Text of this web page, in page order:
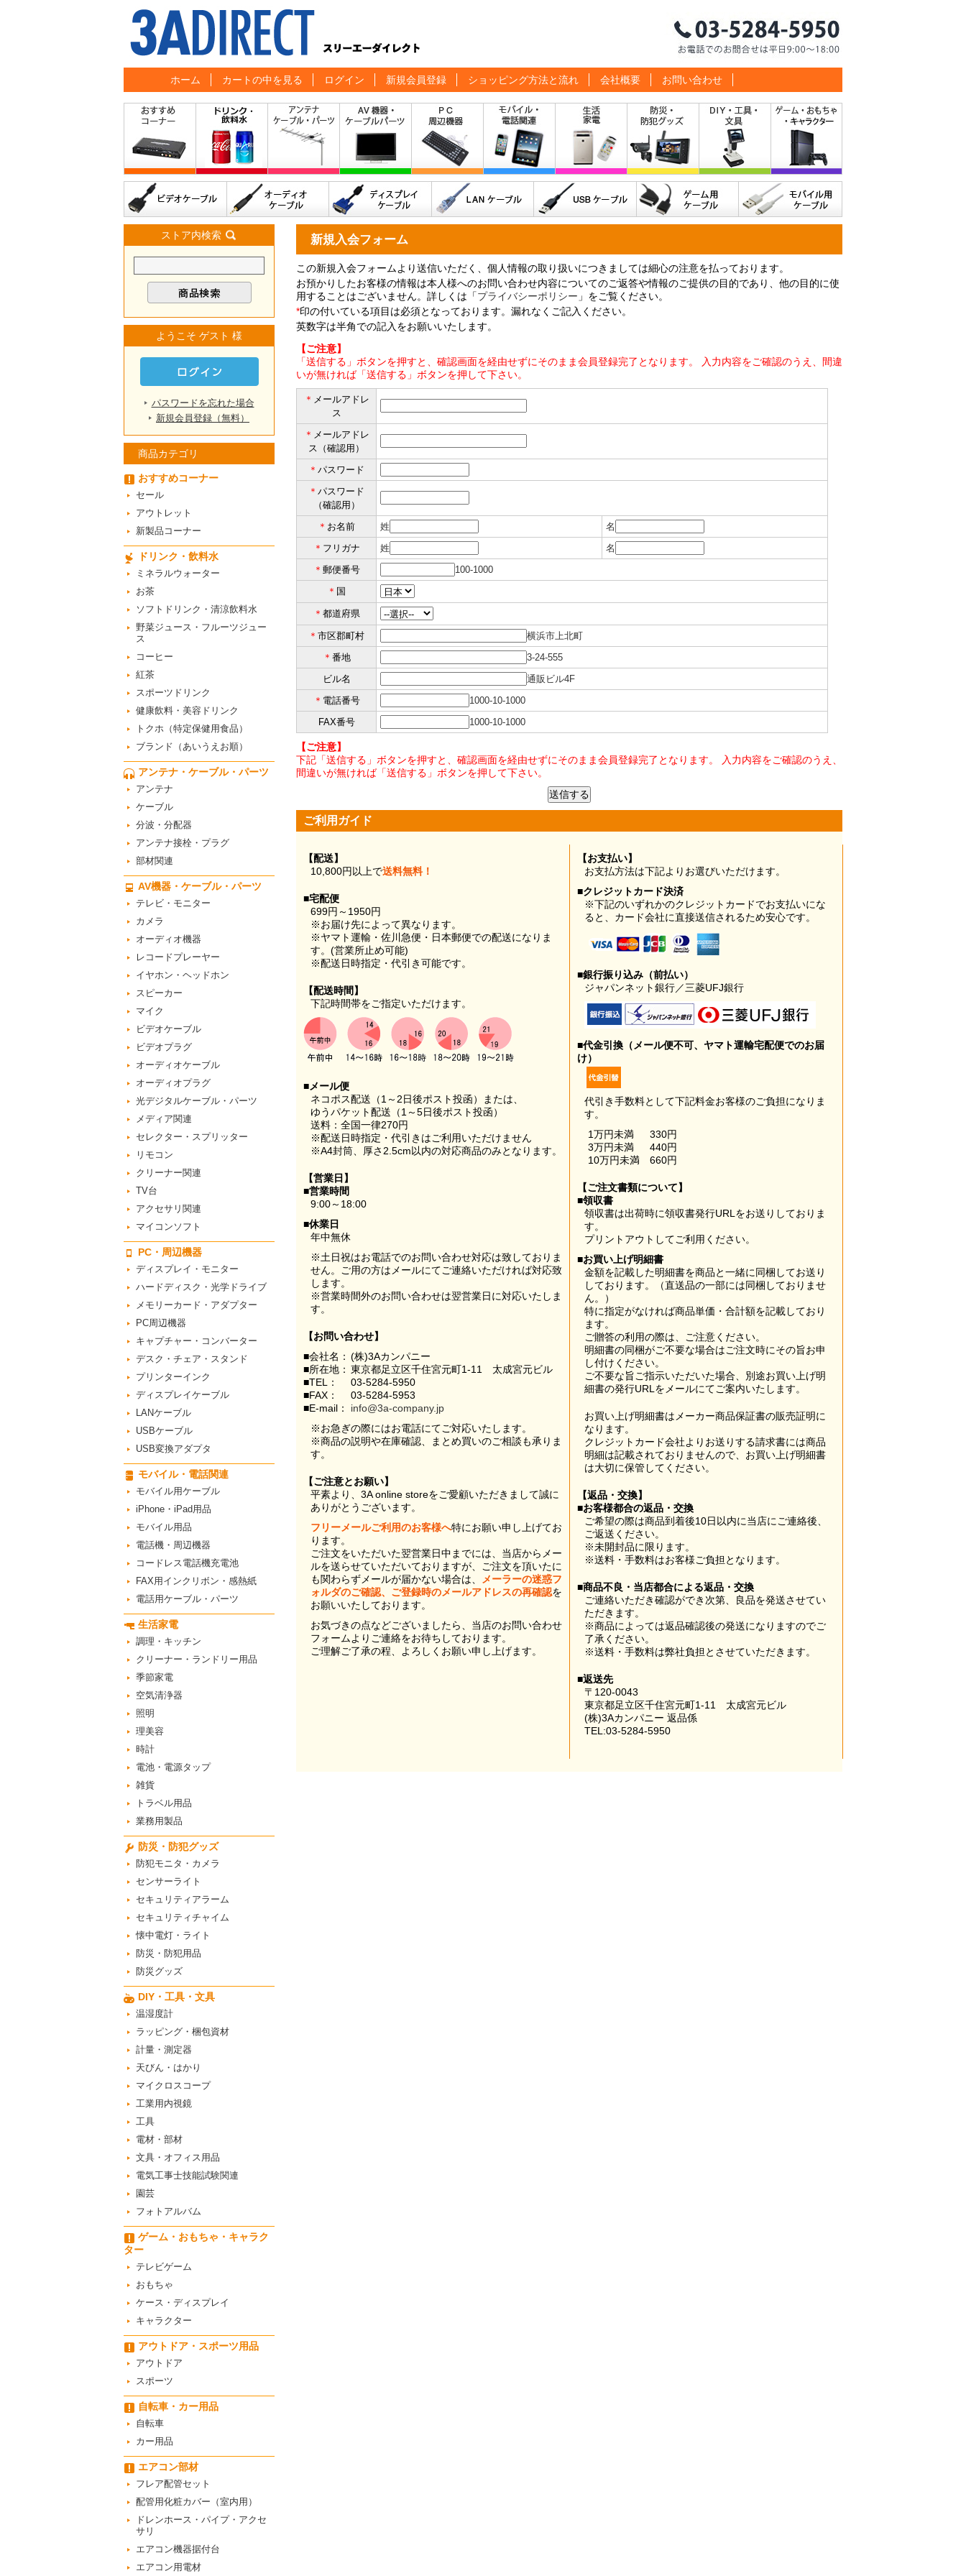
ホーム カートの中を見る ログイン 新規会員登録 ショッピング方法と流れ 会社概要 お問い合わせ
新規入会フォーム
この新規入会フォームより送信いただく、個人情報の取り扱いにつきましては細心の注意を払っております。
お預かりしたお客様の情報は本人様へのお問い合わせ内容についてのご返答や情報のご提供の目的であり、他の目的に使
用することはございません。詳しくは「プライバシーポリシー 」をご覧ください。
*印の付いている項目は必須となっております。漏れなくご記入ください。
英数字は半角での記入をお願いいたします。
【ご注意】
「送信する」ボタンを押すと、確認画面を経由せずにそのまま会員登録完了となります。 入力内容をご確認のうえ、間違
いが無ければ「送信する」ボタンを押して下さい。
＊ メールアドレ
ス
＊ メールアドレ
ス（確認用）
＊ パスワード
＊ パスワード
（確認用）
＊ お名前 姓
名
＊ フリガナ 姓
名
＊ 郵便番号
100-1000
＊ 国
＊ 都道府県
＊ 市区郡町村
横浜市上北町
＊ 番地
3-24-555
ビル名
通販ビル4F
＊ 電話番号
1000-10-1000
FAX番号
1000-10-1000
【ご注意】
下記「送信する」ボタンを押すと、確認画面を経由せずにそのまま会員登録完了となります。 入力内容をご確認のうえ、
間違いが無ければ「送信する」ボタンを押して下さい。
ご利用ガイド
【配送】
10,800円以上で送料無料！
■宅配便
699円～1950円
※お届け先によって異なります。
※ヤマト運輸・佐川急便・日本郵便での配送になりま
す。(営業所止め可能)
※配送日時指定・代引き可能です。
【配送時間】
下記時間帯をご指定いただけます。
■メール便
ネコポス配送（1～2日後ポスト投函）または、
ゆうパケット配送（1～5日後ポスト投函）
送料：全国一律270円
※配送日時指定・代引きはご利用いただけません
※A4封筒、厚さ2.5cm以内の対応商品のみとなります。
【営業日】
■営業時間
9:00～18:00
■休業日
年中無休
※土日祝はお電話でのお問い合わせ対応は致しておりま
せん。ご用の方はメールにてご連絡いただければ対応致
します。
※営業時間外のお問い合わせは翌営業日に対応いたしま
す。
【お問い合わせ】
■会社名： (株)3Aカンパニー
■所在地： 東京都足立区千住宮元町1-11 太成宮元ビル
■TEL：
03-5284-5950
■FAX：
03-5284-5953
■E-mail：
info@3a-company.jp
※お急ぎの際にはお電話にてご対応いたします。
※商品の説明や在庫確認、まとめ買いのご相談も承りま
す。
【ご注意とお願い】
平素より、3A online storeをご愛顧いただきまして誠に
ありがとうございます。
フリーメールご利用のお客様へ特にお願い申し上げてお
ります。
ご注文をいただいた翌営業日中までには、当店からメー
ルを送らせていただいておりますが、ご注文を頂いたに
も関わらずメールが届かない場合は、
メーラーの迷惑フ
ォルダのご確認、ご登録時のメールアドレスの再確認を
お願いいたしております。
お気づきの点などございましたら、当店のお問い合わせ
フォームよりご連絡をお待ちしております。
ご理解ご了承の程、よろしくお願い申し上げます。
【お支払い】
お支払方法は下記よりお選びいただけます。
■クレジットカード決済
※下記のいずれかのクレジットカードでお支払いにな
ると、カード会社に直接送信されるため安心です。
■銀行振り込み（前払い）
ジャパンネット銀行／三菱UFJ銀行
■代金引換（メール便不可、ヤマト運輸宅配便でのお届
け）
代引き手数料として下記料金お客様のご負担になりま
す。
1万円未満
330円
3万円未満
440円
10万円未満
660円
【ご注文書類について】
■領収書
領収書は出荷時に領収書発行URLをお送りしておりま
す。
プリントアウトしてご利用ください。
■お買い上げ明細書
金額を記載した明細書を商品と一緒に同梱してお送り
しております。（直送品の一部には同梱しておりませ
ん。）
特に指定がなければ商品単価・合計額を記載しており
ます。
ご贈答の利用の際は、ご注意ください。
明細書の同梱がご不要な場合はご注文時にその旨お申
し付けください。
ご不要な旨ご指示いただいた場合、別途お買い上げ明
細書の発行URLをメールにてご案内いたします。
お買い上げ明細書はメーカー商品保証書の販売証明に
なります。
クレジットカード会社よりお送りする請求書には商品
明細は記載されておりませんので、お買い上げ明細書
は大切に保管してください。
【返品・交換】
■お客様都合の返品・交換
ご希望の際は商品到着後10日以内に当店にご連絡後、
ご返送ください。
※未開封品に限ります。
※送料・手数料はお客様ご負担となります。
■商品不良・当店都合による返品・交換
ご連絡いただき確認ができ次第、良品を発送させてい
ただきます。
※商品によっては返品確認後の発送になりますのでご
了承ください。
※送料・手数料は弊社負担とさせていただきます。
■返送先
〒120-0043
東京都足立区千住宮元町1-11 太成宮元ビル
(株)3Aカンパニー 返品係
TEL:03-5284-5950
ストア内検索
ようこそ ゲスト 様
パスワードを忘れた場合
新規会員登録（無料）
商品カテゴリ
おすすめコーナー
セール
アウトレット
新製品コーナー
ドリンク・飲料水
ミネラルウォーター
お茶
ソフトドリンク・清涼飲料水
野菜ジュース・フルーツジュー
ス
コーヒー
紅茶
スポーツドリンク
健康飲料・美容ドリンク
トクホ（特定保健用食品）
ブランド（あいうえお順）
アンテナ・ケーブル・パーツ
アンテナ
ケーブル
分波・分配器
アンテナ接栓・プラグ
部材関連
AV機器・ケーブル・パーツ
テレビ・モニター
カメラ
オーディオ機器
レコードプレーヤー
イヤホン・ヘッドホン
スピーカー
マイク
ビデオケーブル
ビデオプラグ
オーディオケーブル
オーディオプラグ
光デジタルケーブル・パーツ
メディア関連
セレクター・スプリッター
リモコン
クリーナー関連
TV台
アクセサリ関連
マイコンソフト
PC・周辺機器
ディスプレイ・モニター
ハードディスク・光学ドライブ
メモリーカード・アダプター
PC周辺機器
キャプチャー・コンバーター
デスク・チェア・スタンド
プリンターインク
ディスプレイケーブル
LANケーブル
USBケーブル
USB変換アダプタ
モバイル・電話関連
モバイル用ケーブル
iPhone・iPad用品
モバイル用品
電話機・周辺機器
コードレス電話機充電池
FAX用インクリボン・感熱紙
電話用ケーブル・パーツ
生活家電
調理・キッチン
クリーナー・ランドリー用品
季節家電
空気清浄器
照明
理美容
時計
電池・電源タップ
雑貨
トラベル用品
業務用製品
防災・防犯グッズ
防犯モニタ・カメラ
センサーライト
セキュリティアラーム
セキュリティチャイム
懐中電灯・ライト
防災・防犯用品
防災グッズ
DIY・工具・文具
温湿度計
ラッピング・梱包資材
計量・測定器
天びん・はかり
マイクロスコープ
工業用内視鏡
工具
電材・部材
文具・オフィス用品
電気工事士技能試験関連
園芸
フォトアルバム
ゲーム・おもちゃ・キャラク
ター
テレビゲーム
おもちゃ
ケース・ディスプレイ
キャラクター
アウトドア・スポーツ用品
アウトドア
スポーツ
自転車・カー用品
自転車
カー用品
エアコン部材
フレア配管セット
配管用化粧カバー（室内用）
ドレンホース・パイプ・アクセ
サリ
エアコン機器据付台
エアコン用電材